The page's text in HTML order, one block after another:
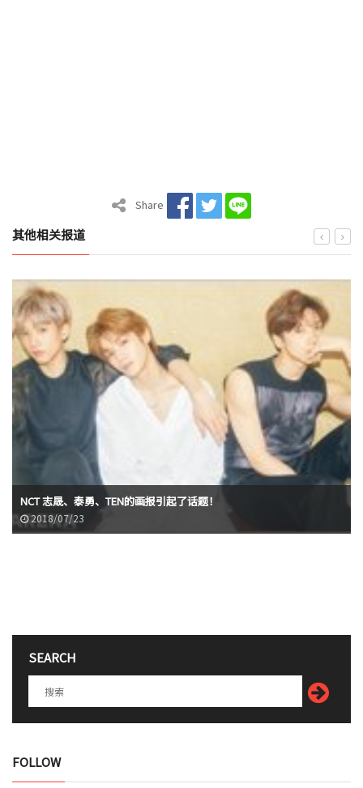
Share
其他相关报道
NCT 志晟、泰勇、TEN的画报引起了话题！
2018/07/23
SEARCH
FOLLOW